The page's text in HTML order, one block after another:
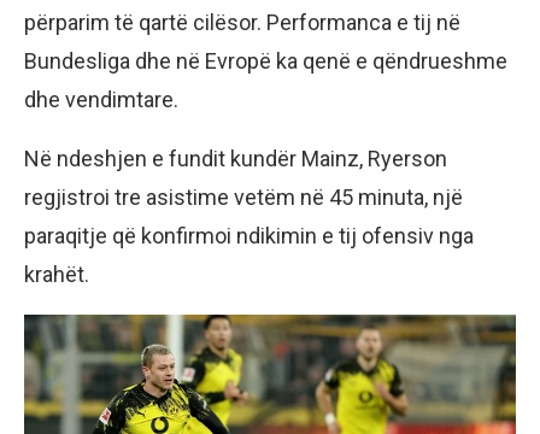
përparim të qartë cilësor. Performanca e tij në
Bundesliga dhe në Evropë ka qenë e qëndrueshme
dhe vendimtare.
Në ndeshjen e fundit kundër Mainz, Ryerson
regjistroi tre asistime vetëm në 45 minuta, një
paraqitje që konfirmoi ndikimin e tij ofensiv nga
krahët.